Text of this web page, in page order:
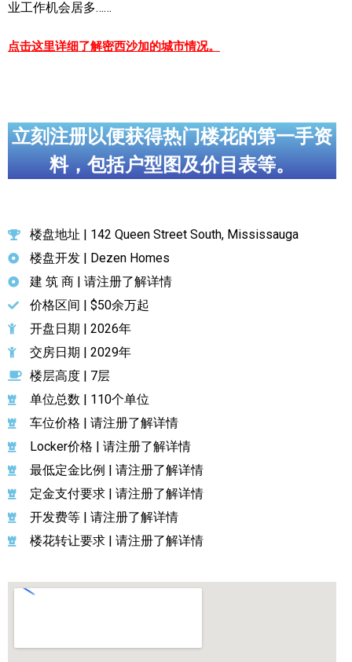
业工作机会居多……
点击这里详细了解密西沙加的城市情况。
立刻注册以便获得热门楼花的第一手资
料，包括户型图及价目表等。
楼盘地址 | 142 Queen Street South, Mississauga
楼盘开发 | Dezen Homes
建 筑 商 | 请注册了解详情
价格区间 | $50余万起
开盘日期 | 2026年
交房日期 | 2029年
楼层高度 | 7层
单位总数 | 110个单位
车位价格 | 请注册了解详情
Locker价格 | 请注册了解详情
最低定金比例 | 请注册了解详情
定金支付要求 | 请注册了解详情
开发费等 | 请注册了解详情
楼花转让要求 | 请注册了解详情